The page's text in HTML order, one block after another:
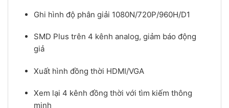
Ghi hình độ phân giải 1080N/720P/960H/D1
SMD Plus trên 4 kênh analog, giảm báo động
giả
Xuất hình đồng thời HDMI/VGA
Xem lại 4 kênh đồng thời với tìm kiếm thông
minh